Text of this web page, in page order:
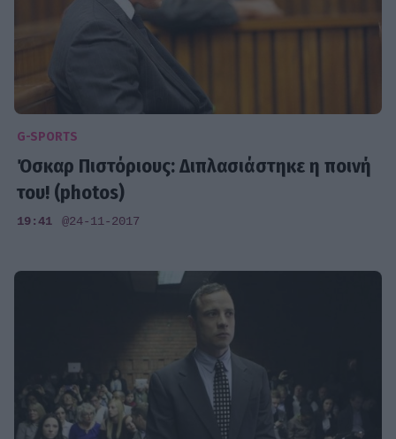
G-SPORTS
Όσκαρ Πιστόριους: Διπλασιάστηκε η ποινή
του! (photos)
19:41 @24-11-2017